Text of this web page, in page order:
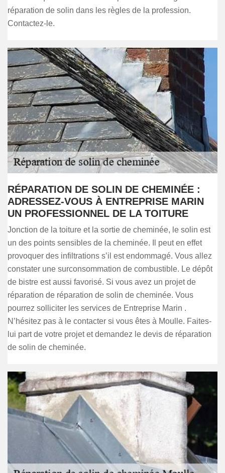
réparation de solin dans les règles de la profession.
Contactez-le.
RÉPARATION DE SOLIN DE CHEMINÉE :
ADRESSEZ-VOUS À ENTREPRISE MARIN
UN PROFESSIONNEL DE LA TOITURE
Jonction de la toiture et la sortie de cheminée, le solin est
un des points sensibles de la cheminée. Il peut en effet
provoquer des infiltrations s’il est endommagé. Vous allez
constater une surconsommation de combustible. Le dépôt
de bistre est aussi favorisé. Si vous avez un projet de
réparation de réparation de solin de cheminée. Vous
pourrez solliciter les services de Entreprise Marin .
N’hésitez pas à le contacter si vous êtes à Moulle. Faites-
lui part de votre projet et demandez le devis de réparation
de solin de cheminée.